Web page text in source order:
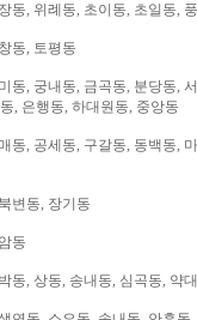
동, 위례동, 초이동, 초일동,
동, 토평동
동, 궁내동, 금곡동, 분당동,
, 은행동, 하대원동, 중앙동
동, 공세동, 구갈동, 동백동,
변동, 장기동
동
동, 상동, 송내동, 심곡동, 약